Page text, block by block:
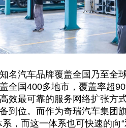
名汽车品牌覆盖全国乃至
全国400多地市，覆盖率超
效最可靠的服务网络扩张
到位。而作为奇瑞汽车集
，而这一体系也可快速的